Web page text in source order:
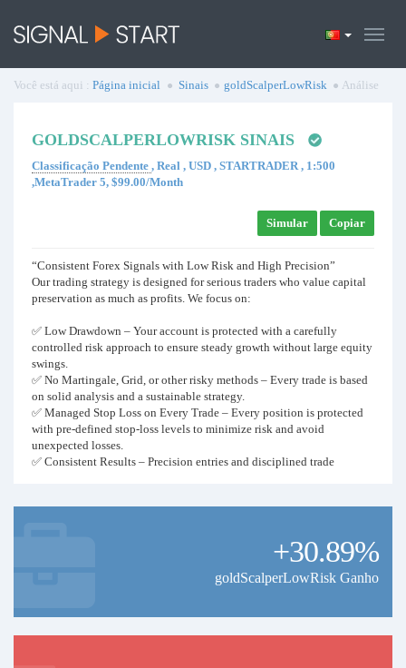
Você está aqui : Página inicial Sinais goldScalperLowRisk Análise
GOLDSCALPERLOWRISK SINAIS
Classificação Pendente , Real , USD , STARTRADER , 1:500
,MetaTrader 5, $99.00/Month
Simular Copiar
“Consistent Forex Signals with Low Risk and High Precision”
Our trading strategy is designed for serious traders who value capital
preservation as much as profits. We focus on:
✅ Low Drawdown – Your account is protected with a carefully
controlled risk approach to ensure steady growth without large equity
swings.
✅ No Martingale, Grid, or other risky methods – Every trade is based
on solid analysis and a sustainable strategy.
✅ Managed Stop Loss on Every Trade – Every position is protected
with pre-defined stop-loss levels to minimize risk and avoid
unexpected losses.
✅ Consistent Results – Precision entries and disciplined trade
If you’re looking for reliable signals with proven risk management,
+30.89%
goldScalperLowRisk Ganho